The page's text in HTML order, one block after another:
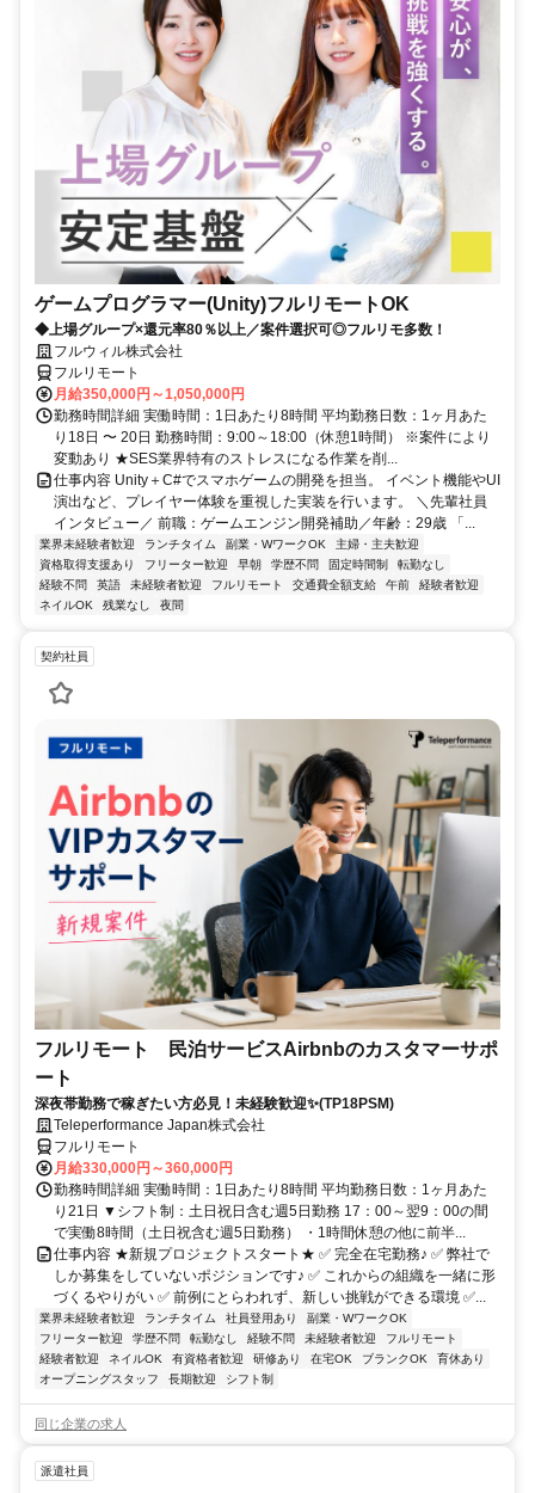
ゲームプログラマー(Unity)フルリモートOK
◆上場グループ×還元率80％以上／案件選択可◎フルリモ多数！
フルウィル株式会社
フルリモート
月給350,000円～1,050,000円
勤務時間詳細 実働時間：1日あたり8時間 平均勤務日数：1ヶ月あた
り18日 〜 20日 勤務時間：9:00～18:00（休憩1時間） ※案件により
変動あり ★SES業界特有のストレスになる作業を削...
仕事内容 Unity＋C#でスマホゲームの開発を担当。 イベント機能やUI
演出など、プレイヤー体験を重視した実装を行います。 ＼先輩社員
インタビュー／ 前職：ゲームエンジン開発補助／年齢：29歳 「...
業界未経験者歓迎 ランチタイム 副業・WワークOK
主婦・主夫歓迎
資格取得支援あり
フリーター歓迎 早朝 学歴不問 固定時間制
転勤なし
経験不問
英語 未経験者歓迎 フルリモート 交通費全額支給 午前
経験者歓迎
ネイルOK
残業なし 夜間
契約社員
フルリモート 民泊サービスAirbnbのカスタマーサポ
ート
深夜帯勤務で稼ぎたい方必見！未経験歓迎✨(TP18PSM)
Teleperformance Japan株式会社
フルリモート
月給330,000円～360,000円
勤務時間詳細 実働時間：1日あたり8時間 平均勤務日数：1ヶ月あた
り21日 ▼シフト制：土日祝日含む週5日勤務 17：00～翌9：00の間
で実働8時間（土日祝含む週5日勤務） ・1時間休憩の他に前半...
仕事内容 ★新規プロジェクトスタート★ ✅ 完全在宅勤務♪ ✅ 弊社で
しか募集をしていないポジションです♪ ✅ これからの組織を一緒に形
づくるやりがい ✅ 前例にとらわれず、新しい挑戦ができる環境 ✅...
業界未経験者歓迎 ランチタイム 社員登用あり
副業・WワークOK
フリーター歓迎
学歴不問 転勤なし 経験不問 未経験者歓迎
フルリモート
経験者歓迎
ネイルOK 有資格者歓迎 研修あり 在宅OK ブランクOK
育休あり
オープニングスタッフ
長期歓迎 シフト制
同じ企業の求人
派遣社員